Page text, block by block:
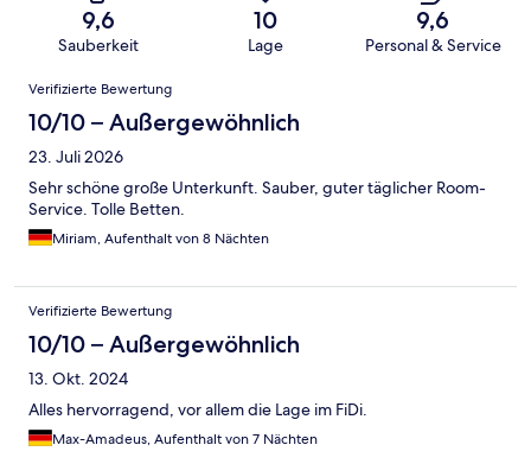
9,6
Sauberkeit
10
Lage
9,6
Personal & Service
Bewertungen
Verifizierte Bewertung
10/10 – Außergewöhnlich
23. Juli 2026
Sehr schöne große Unterkunft. Sauber, guter täglicher Room-
Service. Tolle Betten.
Miriam, Aufenthalt von 8 Nächten
Verifizierte Bewertung
10/10 – Außergewöhnlich
13. Okt. 2024
Alles hervorragend, vor allem die Lage im FiDi.
Max-Amadeus, Aufenthalt von 7 Nächten